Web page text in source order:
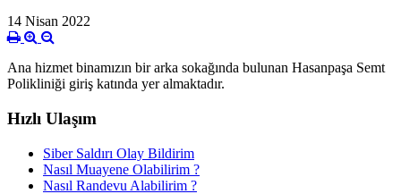
14 Nisan 2022
Ana hizmet binamızın bir arka sokağında bulunan Hasanpaşa Semt
Polikliniği giriş katında yer almaktadır.
Hızlı Ulaşım
Siber Saldırı Olay Bildirim
Nasıl Muayene Olabilirim ?
Nasıl Randevu Alabilirim ?